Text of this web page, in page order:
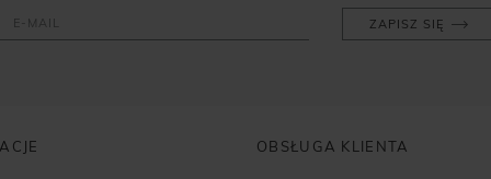
ZAPISZ SIĘ
OBSŁUGA KLIENTA